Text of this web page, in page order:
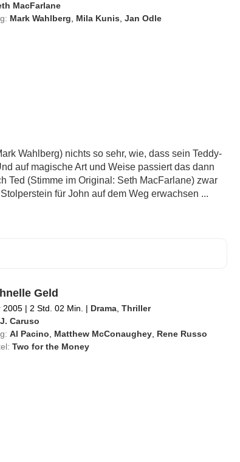
MacFarlane
Mark Wahlberg Mila Kunis Jan Odle
Wahlberg) nichts so sehr, wie, dass sein Teddy-
auf magische Art und Weise passiert das dann
Ted (Stimme im Original: Seth MacFarlane) zwar
für John auf dem Weg erwachsen ...
Geld
2005 | 2 Std. 02 Min. | Drama, Thriller
Caruso
Al Pacino Matthew McConaughey, Rene Russo
Two for the Money